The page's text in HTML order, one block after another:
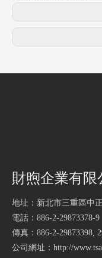
財煦企業有限
地址：新北市三重區中
電話：886-2-29873378-9
傳真：886-2-29873398,
公司網址： http://